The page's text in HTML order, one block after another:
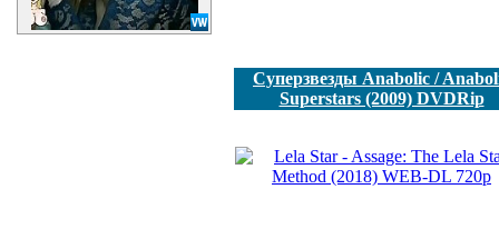
Суперзвезды Anabolic /
Superstars (2009) DVDRip